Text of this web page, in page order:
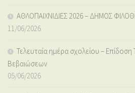
ΑΘΛΟΠΑΙΧΝΙΔΙΕΣ 2026 – ΔΗΜΟΣ
11/06/2026
Τελευταία ημέρα σχολείου –
Βεβαιώσεων
05/06/2026